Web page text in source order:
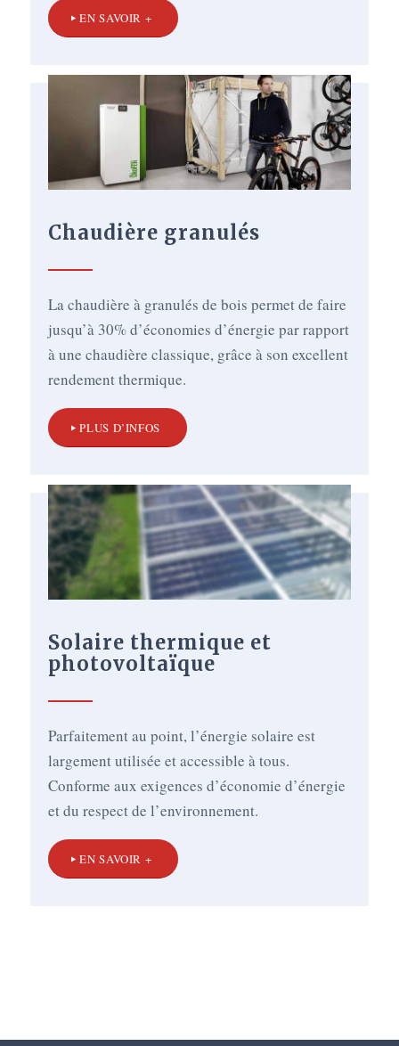
EN SAVOIR +
Chaudière granulés
La chaudière à granulés de bois permet de faire
jusqu’à 30% d’économies d’énergie par rapport
à une chaudière classique, grâce à son excellent
rendement thermique.
PLUS D’INFOS
Solaire thermique et
photovoltaïque
Parfaitement au point, l’énergie solaire est
largement utilisée et accessible à tous.
Conforme aux exigences d’économie d’énergie
et du respect de l’environnement.
EN SAVOIR +